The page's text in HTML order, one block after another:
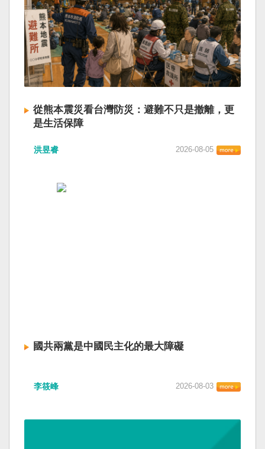
從熊本震災看台灣防災：避難不只是撤離，更
是生活保障
洪昱睿 2026-08-05
國共兩黨是中國民主化的最大障礙
李筱峰 2026-08-03